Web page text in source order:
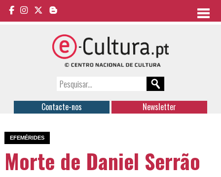
Contacte-nos Newsletter
EFEMÉRIDES
Morte de Daniel Serrão